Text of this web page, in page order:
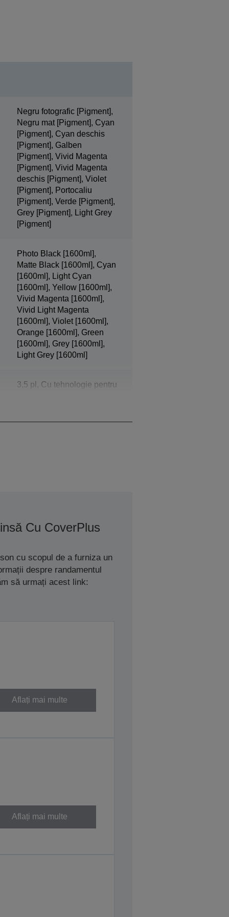
Negru fotografic [Pigment],
Negru mat [Pigment], Cyan
[Pigment], Cyan deschis
[Pigment], Galben
[Pigment], Vivid Magenta
[Pigment], Vivid Magenta
deschis [Pigment], Violet
[Pigment], Portocaliu
[Pigment], Verde [Pigment],
Grey [Pigment], Light Grey
[Pigment]
Photo Black [1600ml],
Matte Black [1600ml], Cyan
[1600ml], Light Cyan
[1600ml], Yellow [1600ml],
Vivid Magenta [1600ml],
Vivid Light Magenta
[1600ml], Violet [1600ml],
Orange [1600ml], Green
[1600ml], Grey [1600ml],
Light Grey [1600ml]
3,5 pl, Cu tehnologie pentru
Cu CoverPlus
cu scopul de a furniza un
despre randamentul
să urmați acest link:
Aflați mai multe
Aflați mai multe